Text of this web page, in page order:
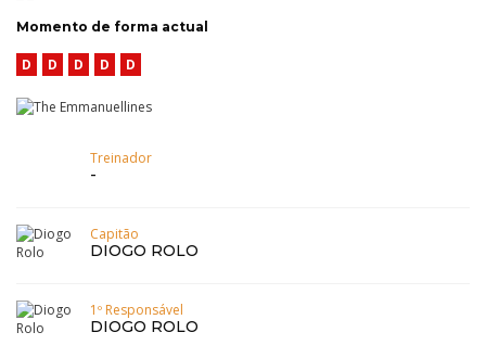
Momento de forma actual
D D D D D
Treinador
-
Capitão
DIOGO ROLO
1º Responsável
DIOGO ROLO